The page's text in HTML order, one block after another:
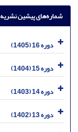
شماره‌های پیشین نشریه
دوره 16 (1405)
دوره 15 (1404)
دوره 14 (1403)
دوره 13 (1402)